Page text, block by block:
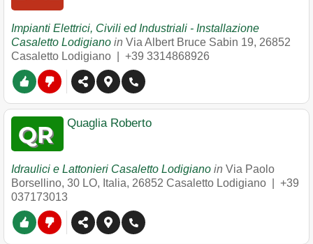
Impianti Elettrici, Civili ed Industriali - Installazione
Casaletto Lodigiano in Via Albert Bruce Sabin 19, 26852
Casaletto Lodigiano
+39 3314868926
Quaglia Roberto
Idraulici e Lattonieri Casaletto Lodigiano in Via Paolo
Borsellino, 30 LO, Italia, 26852 Casaletto Lodigiano
+39
037173013